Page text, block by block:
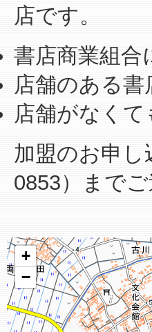
店です。
書店商業組合
店舗のある書
店舗がなく
加盟のお申し
0853）までご
+
−